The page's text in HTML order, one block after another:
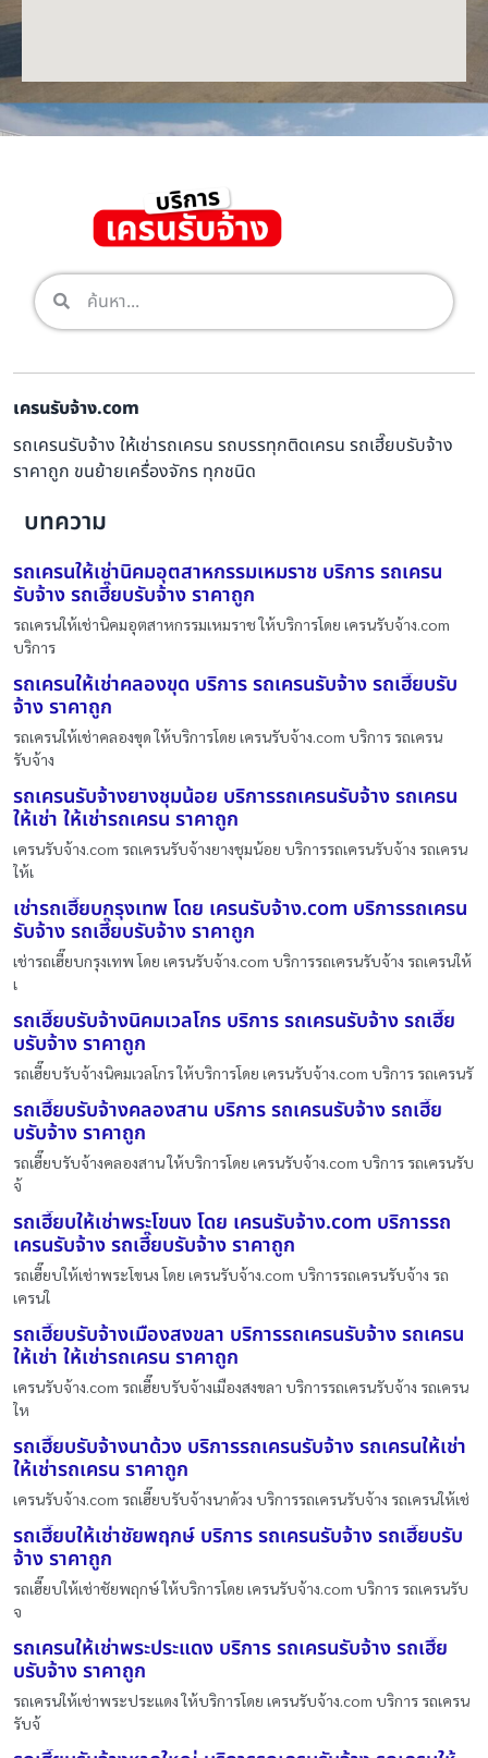
เครนรับจ้าง.com
รถเครนรับจ้าง ให้เช่ารถเครน รถบรรทุกติดเครน รถเฮี๊ยบรับจ้าง
ราคาถูก ขนย้ายเครื่องจักร ทุกชนิด
บทความ
รถเครนให้เช่านิคมอุตสาหกรรมเหมราช บริการ รถเครน
รับจ้าง รถเฮี๊ยบรับจ้าง ราคาถูก
รถเครนให้เช่านิคมอุตสาหกรรมเหมราช ให้บริการโดย เครนรับจ้าง.com
บริการ
รถเครนให้เช่าคลองขุด บริการ รถเครนรับจ้าง รถเฮี๊ยบรับ
จ้าง ราคาถูก
รถเครนให้เช่าคลองขุด ให้บริการโดย เครนรับจ้าง.com บริการ รถเครน
รับจ้าง
รถเครนรับจ้างยางชุมน้อย บริการรถเครนรับจ้าง รถเครน
ให้เช่า ให้เช่ารถเครน ราคาถูก
เครนรับจ้าง.com รถเครนรับจ้างยางชุมน้อย บริการรถเครนรับจ้าง รถเครน
ให้เ
เช่ารถเฮี๊ยบกรุงเทพ โดย เครนรับจ้าง.com บริการรถเครน
รับจ้าง รถเฮี๊ยบรับจ้าง ราคาถูก
เช่ารถเฮี๊ยบกรุงเทพ โดย เครนรับจ้าง.com บริการรถเครนรับจ้าง รถเครนให้
เ
รถเฮี๊ยบรับจ้างนิคมเวลโกร บริการ รถเครนรับจ้าง รถเฮี๊ย
บรับจ้าง ราคาถูก
รถเฮี๊ยบรับจ้างนิคมเวลโกร ให้บริการโดย เครนรับจ้าง.com บริการ รถเครนรั
รถเฮี๊ยบรับจ้างคลองสาน บริการ รถเครนรับจ้าง รถเฮี๊ย
บรับจ้าง ราคาถูก
รถเฮี๊ยบรับจ้างคลองสาน ให้บริการโดย เครนรับจ้าง.com บริการ รถเครนรับ
จ้
รถเฮี๊ยบให้เช่าพระโขนง โดย เครนรับจ้าง.com บริการรถ
เครนรับจ้าง รถเฮี๊ยบรับจ้าง ราคาถูก
รถเฮี๊ยบให้เช่าพระโขนง โดย เครนรับจ้าง.com บริการรถเครนรับจ้าง รถ
เครนใ
รถเฮี๊ยบรับจ้างเมืองสงขลา บริการรถเครนรับจ้าง รถเครน
ให้เช่า ให้เช่ารถเครน ราคาถูก
เครนรับจ้าง.com รถเฮี๊ยบรับจ้างเมืองสงขลา บริการรถเครนรับจ้าง รถเครน
ให
รถเฮี๊ยบรับจ้างนาด้วง บริการรถเครนรับจ้าง รถเครนให้เช่า
ให้เช่ารถเครน ราคาถูก
เครนรับจ้าง.com รถเฮี๊ยบรับจ้างนาด้วง บริการรถเครนรับจ้าง รถเครนให้เช่
รถเฮี๊ยบให้เช่าชัยพฤกษ์ บริการ รถเครนรับจ้าง รถเฮี๊ยบรับ
จ้าง ราคาถูก
รถเฮี๊ยบให้เช่าชัยพฤกษ์ ให้บริการโดย เครนรับจ้าง.com บริการ รถเครนรับ
จ
รถเครนให้เช่าพระประแดง บริการ รถเครนรับจ้าง รถเฮี๊ย
บรับจ้าง ราคาถูก
รถเครนให้เช่าพระประแดง ให้บริการโดย เครนรับจ้าง.com บริการ รถเครน
รับจ้